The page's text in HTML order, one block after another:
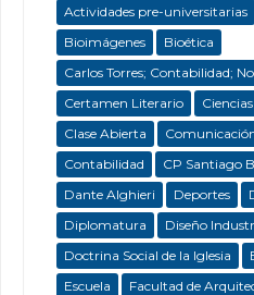
Actividades pre-universitarias
Bioimágenes
Bioética
Carlos Torres; Contabilidad;
Certamen Literario
Clase Abierta
Contabilidad
CP Santiago
Dante Alghieri
Deportes
Diplomatura
Diseño
Doctrina Social de la Iglesia
Escuela
Facultad de